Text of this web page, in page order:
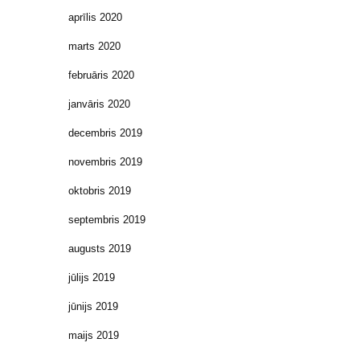
aprīlis 2020
marts 2020
februāris 2020
janvāris 2020
decembris 2019
novembris 2019
oktobris 2019
septembris 2019
augusts 2019
jūlijs 2019
jūnijs 2019
maijs 2019